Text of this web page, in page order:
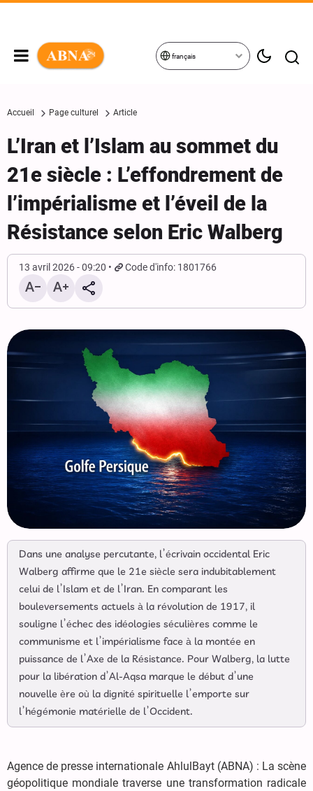
français
Accueil Page culturel Article
L’Iran et l’Islam au sommet du
21e siècle : L’effondrement de
l’impérialisme et l’éveil de la
Résistance selon Eric Walberg
13 avril 2026 - 09:20 Code d'info: 1801766
Dans une analyse percutante, l’écrivain occidental Eric
Walberg affirme que le 21e siècle sera indubitablement
celui de l’Islam et de l’Iran. En comparant les
bouleversements actuels à la révolution de 1917, il
souligne l’échec des idéologies séculières comme le
communisme et l’impérialisme face à la montée en
puissance de l’Axe de la Résistance. Pour Walberg, la lutte
pour la libération d’Al-Aqsa marque le début d’une
nouvelle ère où la dignité spirituelle l’emporte sur
l’hégémonie matérielle de l’Occident.
Agence de presse internationale AhlulBayt (ABNA) : La scène
géopolitique mondiale traverse une transformation radicale